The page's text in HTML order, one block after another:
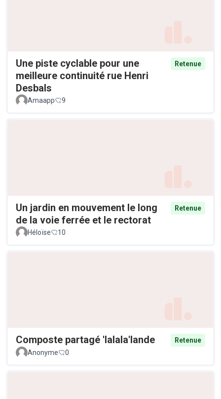
Une piste cyclable pour une
meilleure continuité rue Henri
Desbals
Retenue
Amaapp 9
Un jardin en mouvement le long
de la voie ferrée et le rectorat
Retenue
Héloïse 10
Composte partagé 'lalala'lande
Retenue
Anonyme
0